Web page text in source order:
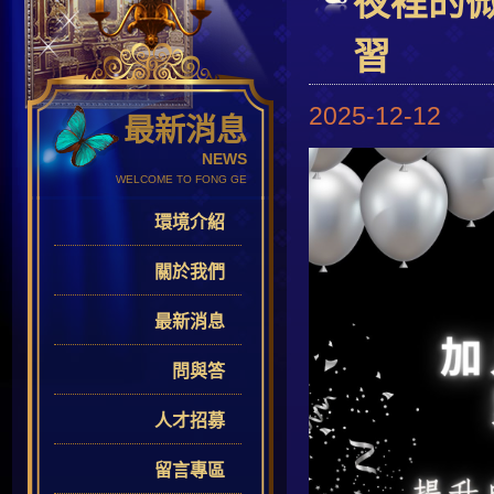
最新消息
NEWS
WELCOME TO FONG GE
環境介紹
關於我們
最新消息
問與答
人才招募
留言專區
習
2025-12-12